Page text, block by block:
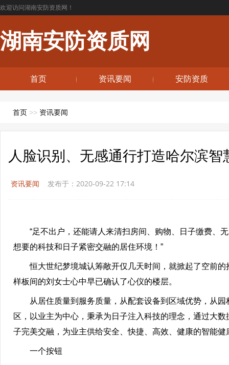
欢迎访问湖南安防资质网！
湖南安防资质网
首页 资讯要闻 安防资质
首页 >> 资讯要闻
人脸识别、无感通行打造哈尔滨智
资讯要闻 发布于：2020-09-22 17:14
“足不出户，还能请人来清扫房间、购物、日子缴费、
想要的科技和日子紧密交融的居住环境！”
恒大世纪梦境城认筹敞开仅几天时间，就掀起了空前的
样板间的刘女士心中早已确认了心仪的楼层。
从居住质量到服务质量，从配套设备到区域优势，从园
区，以业主为中心，秉承为日子注入科技的理念，通过大
子完美交融，为业主供给安全、快捷、高效、健康的智能健
一个按钮